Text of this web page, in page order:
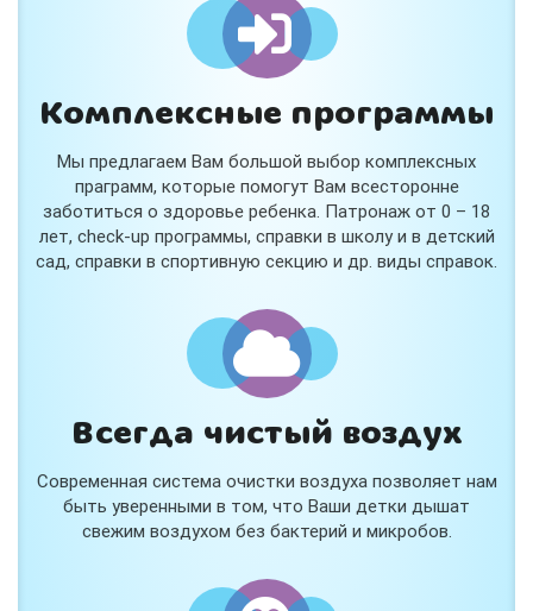
Комплексные программы
Мы предлагаем Вам большой выбор комплексных
праграмм, которые помогут Вам всесторонне
заботиться о здоровье ребенка. Патронаж от 0 – 18
лет, check-up программы, справки в школу и в детский
сад, справки в спортивную секцию и др. виды справок.
Всегда чистый воздух
Современная система очистки воздуха позволяет нам
быть уверенными в том, что Ваши детки дышат
свежим воздухом без бактерий и микробов.